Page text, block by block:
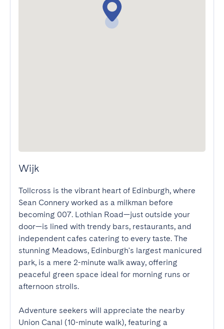
Wijk
Tollcross is the vibrant heart of Edinburgh, where
Sean Connery worked as a milkman before
becoming 007. Lothian Road—just outside your
door—is lined with trendy bars, restaurants, and
independent cafes catering to every taste. The
stunning Meadows, Edinburgh's largest manicured
park, is a mere 2-minute walk away, offering
peaceful green space ideal for morning runs or
afternoon strolls.
Adventure seekers will appreciate the nearby
Union Canal (10-minute walk), featuring a